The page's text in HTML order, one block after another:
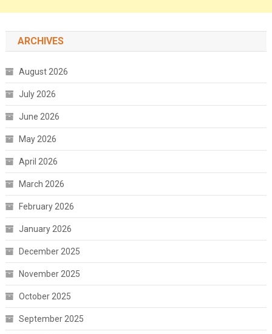
ARCHIVES
August 2026
July 2026
June 2026
May 2026
April 2026
March 2026
February 2026
January 2026
December 2025
November 2025
October 2025
September 2025